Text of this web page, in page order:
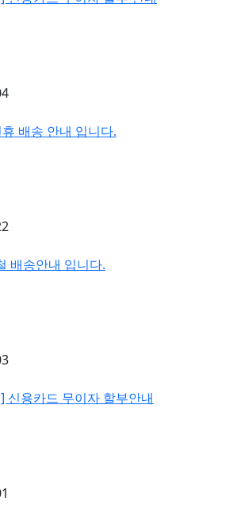
배송 안내 입니다.
배송안내 입니다.
신용카드 무이자 할부안내